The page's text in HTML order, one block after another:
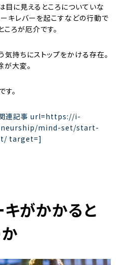
目に見えるところについていな
ーキレバーを起こすなどの行動で
ろが厄介です。
気持ちにストップをかける存在。
が大変。
す。
連記事 url=https://i-
mind-set/start-
target=]
がかかると